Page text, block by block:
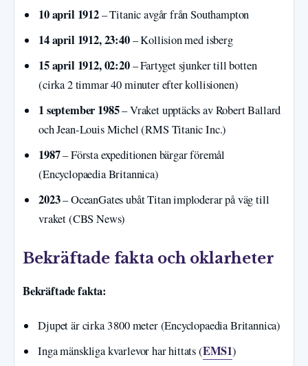
10 april 1912– Titanic avgår från Southampton
14 april 1912, 23:40– Kollision med isberg
15 april 1912, 02:20– Fartyget sjunker till botten
(cirka 2 timmar 40 minuter efter kollisionen)
1 september 1985– Vraket upptäcks av Robert Ballard
och Jean-Louis Michel (RMS Titanic Inc.)
1987– Första expeditionen bärgar föremål
(Encyclopaedia Britannica)
2023– OceanGates ubåt Titan imploderar på väg till
vraket (CBS News)
Bekräftade fakta och oklarheter
Bekräftade fakta:
Djupet är cirka 3 800 meter (Encyclopaedia Britannica)
Inga mänskliga kvarlevor har hittats (EMS1)